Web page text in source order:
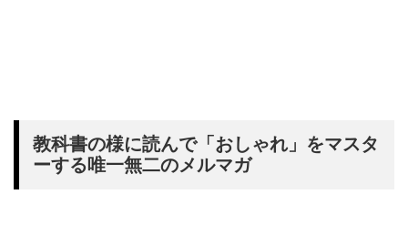
教科書の様に読んで「おしゃれ」をマスタ
ーする唯一無二のメルマガ